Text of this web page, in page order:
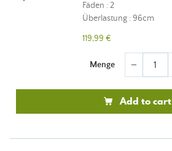
Fäden : 2
Überlastung : 96cm
119,99 €
Menge remove
Add to cart